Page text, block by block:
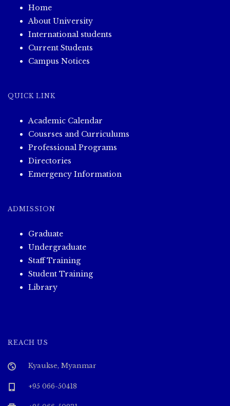
Home
About University
International students
Current Students
Campus Notices
QUICK LINK
Academic Calendar
Cousrses and Curriculums
Professional Programs
Directories
Emergency Information
ADMISSION
Graduate
Undergraduate
Staff Training
Student Training
Library
REACH US
Kyaukse, Myanmar
+95 066-50418